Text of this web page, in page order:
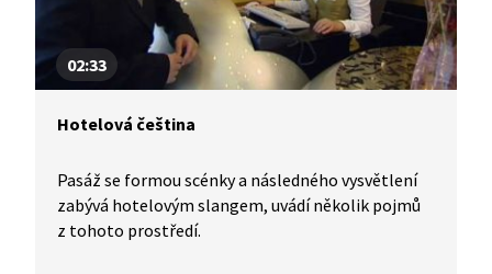
02:33
Hotelová čeština
Pasáž se formou scénky a následného vysvětlení
zabývá hotelovým slangem, uvádí několik pojmů
z tohoto prostředí.